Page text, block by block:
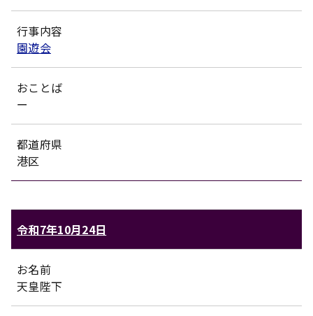
行事内容
園遊会
おことば
ー
都道府県
港区
令和7年10月24日
お名前
天皇陛下